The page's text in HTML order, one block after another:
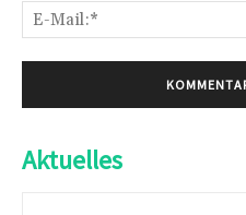
Aktuelles